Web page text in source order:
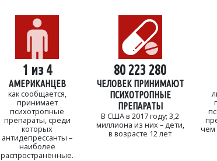
1 из 4
АМЕРИКАНЦЕВ
как сообщается,
принимает
психотропные
препараты, среди
которых
антидепрессанты –
наиболее
распространённые.
80 223 280
ЧЕЛОВЕК ПРИНИМАЮТ
ПСИХОТРОПНЫЕ
ПРЕПАРАТЫ
В США в 2017 году; 3,2
миллиона из них – дети,
в возрасте 12 лет
чем